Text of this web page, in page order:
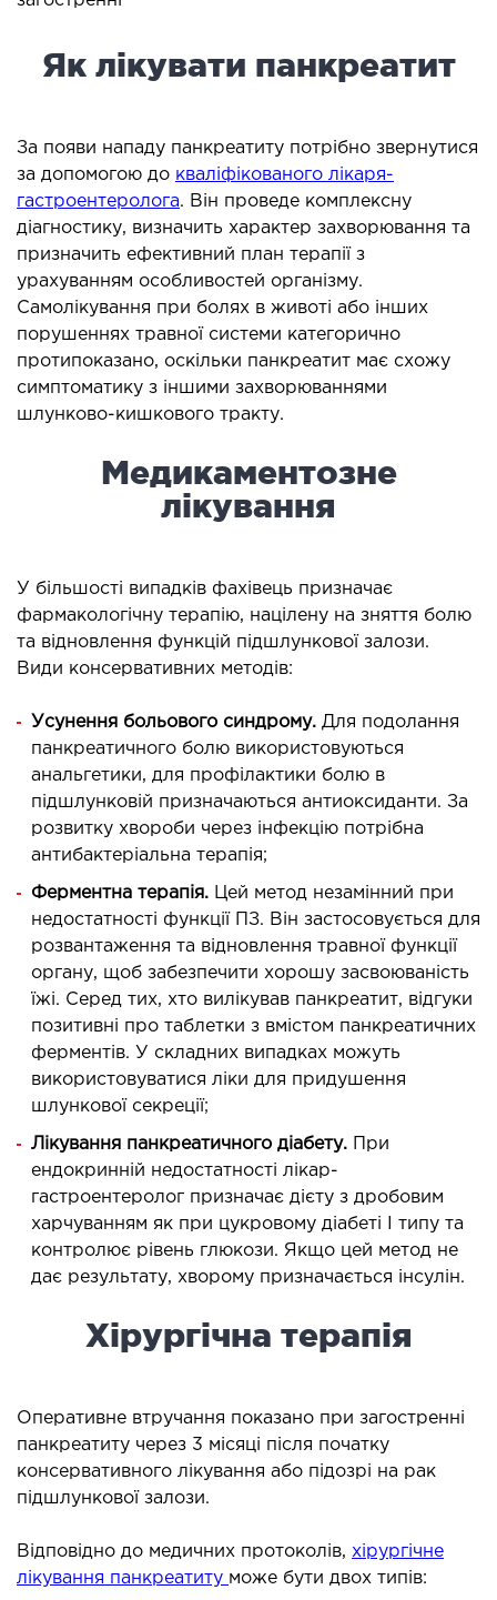
і нутриціологія
допомога
ЗАХВОРЮВАННЯ
горла і гортані
носа
І ЛОР-ХІРУРГІЯ
пазух
лікування захворювань та патологій
хірургія обличчя
хірургія тіла
урологія
І ДЕРМАТОЛОГІЯ
косметологія
косметологія
косметологія
епіляція
ЗАХВОРЮВАНЬ
І ЖОВЧНИХ ПРОТОК
хвороб печінки
печінки і жовчних проток
ХІРУРГІЯ
ХІРУРГІЯ
хірургія в клініці
Як лікувати панкреатит
За появи нападу панкреатиту потрібно звернутися
за допомогою до кваліфікованого лікаря-
гастроентеролога. Він проведе комплексну
діагностику, визначить характер захворювання та
призначить ефективний план терапії з
урахуванням особливостей організму.
Самолікування при болях в животі або інших
порушеннях травної системи категорично
протипоказано, оскільки панкреатит має схожу
симптоматику з іншими захворюваннями
шлунково-кишкового тракту.
Медикаментозне
лікування
У більшості випадків фахівець призначає
фармакологічну терапію, націлену на зняття болю
та відновлення функцій підшлункової залози.
Види консервативних методів:
Усунення больового синдрому. Для подолання
панкреатичного болю використовуються
анальгетики, для профілактики болю в
підшлунковій призначаються антиоксиданти. За
розвитку хвороби через інфекцію потрібна
антибактеріальна терапія;
Ферментна терапія. Цей метод незамінний при
недостатності функції ПЗ. Він застосовується для
розвантаження та відновлення травної функції
органу, щоб забезпечити хорошу засвоюваність
їжі. Серед тих, хто вилікував панкреатит, відгуки
позитивні про таблетки з вмістом панкреатичних
ферментів. У складних випадках можуть
використовуватися ліки для придушення
шлункової секреції;
Лікування панкреатичного діабету.
При
ендокринній недостатності лікар-
гастроентеролог призначає дієту з дробовим
харчуванням як при цукровому діабеті I типу та
контролює рівень глюкози. Якщо цей метод не
дає результату, хворому призначається інсулін.
Хірургічна терапія
Оперативне втручання показано при загостренні
панкреатиту через 3 місяці після початку
консервативного лікування або підозрі на рак
підшлункової залози.
Відповідно до медичних протоколів, хірургічне
лікування панкреатиту може бути двох типів: